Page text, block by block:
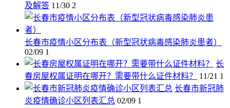
及解答 11/30 2
长春市疫情小区分布表（新型冠状病毒感染肺炎患者）
02/09 1
长
春房屋权属证明在哪开？需要带什么证件材料？
11/21 1
长春市新冠肺
炎疫情确诊小区列表汇总 02/09 1